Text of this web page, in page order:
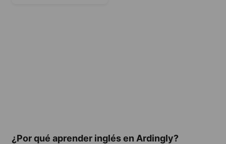
¿Por qué aprender inglés en Ardingly?